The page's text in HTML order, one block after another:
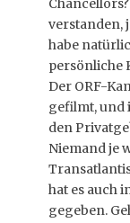
verstanden,
habe
persönliche
Der ORF-
gefilmt, und
den
Niemand je
hat es auch
gegeben.